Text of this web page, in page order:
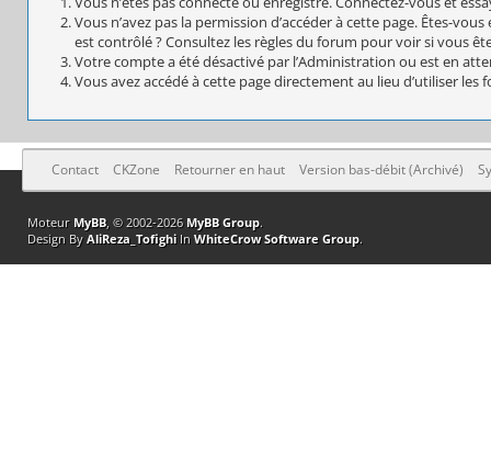
Vous n’avez pas la permission d’accéder à cette page. Êtes-
est contrôlé ? Consultez les règles du forum pour voir si vous
Votre compte a été désactivé par l’Administration ou est en
Vous avez accédé à cette page directement au lieu d’utiliser
Contact CKZone Retourner en haut Version bas-débit (Archivé)
Moteur MyBB, © 2002-2026 MyBB Group.
Design By AliReza_TofighiIn WhiteCrow Software Group.